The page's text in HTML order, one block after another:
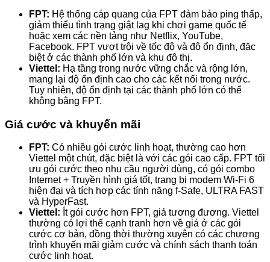
FPT: Hệ thống cáp quang của FPT đảm bảo ping thấp,
giảm thiểu tình trạng giật lag khi chơi game quốc tế
hoặc xem các nền tảng như Netflix, YouTube,
Facebook. FPT vượt trội về tốc độ và độ ổn định, đặc
biệt ở các thành phố lớn và khu đô thị.
Viettel: Hạ tầng trong nước vững chắc và rộng lớn,
mang lại độ ổn định cao cho các kết nối trong nước.
Tuy nhiên, độ ổn định tại các thành phố lớn có thể
không bằng FPT.
Giá cước và khuyến mãi
FPT: Có nhiều gói cước linh hoạt, thường cao hơn
Viettel một chút, đặc biệt là với các gói cao cấp. FPT tối
ưu gói cước theo nhu cầu người dùng, có gói combo
Internet + Truyền hình giá tốt, trang bị modem Wi-Fi 6
hiện đại và tích hợp các tính năng f-Safe, ULTRA FAST
và HyperFast.
Viettel: Ít gói cước hơn FPT, giá tương đương. Viettel
thường có lợi thế cạnh tranh hơn về giá ở các gói
cước cơ bản, đồng thời thường xuyên có các chương
trình khuyến mãi giảm cước và chính sách thanh toán
cước linh hoạt.